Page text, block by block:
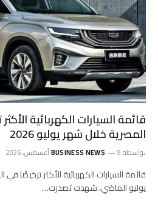
قائمة السيارات الكهربائية
المصرية خلال شهر يوليو 2026
بواسطة BUSINESS NEWS 9 أغسطس، 2026
قائمة السيارات الكهربائية الأكثر ترخيصًا
يوليو الماضي، شهدت تصدرت…